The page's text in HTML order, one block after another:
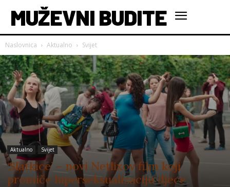
MUŽEVNI BUDITE
Naslovnica Aktualno Svijet
Aktualno Svijet
‘Slatkice’ – novi Netlixov film koji
promiče hiperseksualizaciju djece